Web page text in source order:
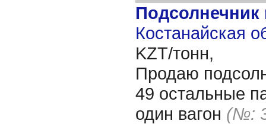
Костанайская
KZT/тонн,
Продаю
49 остальные
один вагон (№: